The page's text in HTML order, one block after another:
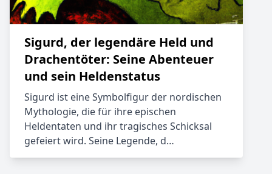
Sigurd, der legendäre Held und
Drachentöter: Seine Abenteuer
und sein Heldenstatus
Sigurd ist eine Symbolfigur der nordischen
Mythologie, die für ihre epischen
Heldentaten und ihr tragisches Schicksal
gefeiert wird. Seine Legende, d…